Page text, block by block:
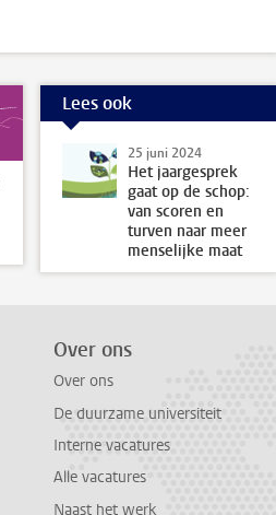
Lees ook
25 juni 2024
Het jaargesprek
gaat op de schop:
van scoren en
turven naar meer
menselijke maat
Over ons
Over ons
De duurzame universiteit
Interne vacatures
Alle vacatures
Naast het werk